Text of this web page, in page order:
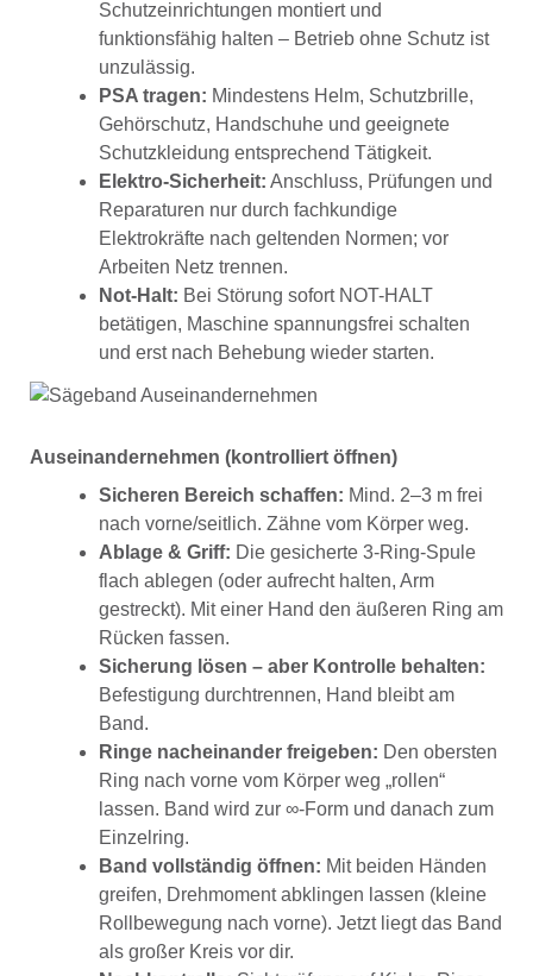
Schutzeinrichtungen montiert und
funktionsfähig halten – Betrieb ohne Schutz ist
unzulässig.
PSA tragen: Mindestens Helm, Schutzbrille,
Gehörschutz, Handschuhe und geeignete
Schutzkleidung entsprechend Tätigkeit.
Elektro-Sicherheit: Anschluss, Prüfungen und
Reparaturen nur durch fachkundige
Elektrokräfte nach geltenden Normen; vor
Arbeiten Netz trennen.
Not-Halt: Bei Störung sofort NOT-HALT
betätigen, Maschine spannungsfrei schalten
und erst nach Behebung wieder starten.
Auseinandernehmen (kontrolliert öffnen)
Sicheren Bereich schaffen: Mind. 2–3 m frei
nach vorne/seitlich. Zähne vom Körper weg.
Ablage & Griff: Die gesicherte 3-Ring-Spule
flach ablegen (oder aufrecht halten, Arm
gestreckt). Mit einer Hand den äußeren Ring am
Rücken fassen.
Sicherung lösen – aber Kontrolle behalten:
Befestigung durchtrennen, Hand bleibt am
Band.
Ringe nacheinander freigeben: Den obersten
Ring nach vorne vom Körper weg „rollen“
lassen. Band wird zur ∞-Form und danach zum
Einzelring.
Band vollständig öffnen: Mit beiden Händen
greifen, Drehmoment abklingen lassen (kleine
Rollbewegung nach vorne). Jetzt liegt das Band
als großer Kreis vor dir.